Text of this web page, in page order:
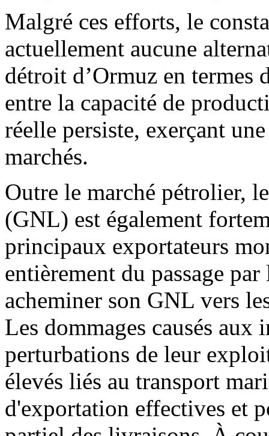
Malgré ces efforts, le
actuellement aucune
détroit d’Ormuz en termes
entre la capacité de
réelle persiste, exerçant
marchés.
Outre le marché pétrolier,
(GNL) est également
principaux exportateurs
entièrement du passage
acheminer son GNL vers
Les dommages causés aux
perturbations de leur
élevés liés au transport
d'exportation effectives et